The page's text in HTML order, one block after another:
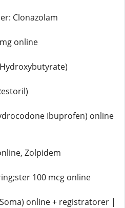
Clonazolam
online
Ibuprofen) online
Zolpidem
100 mcg online
online + registratorer |